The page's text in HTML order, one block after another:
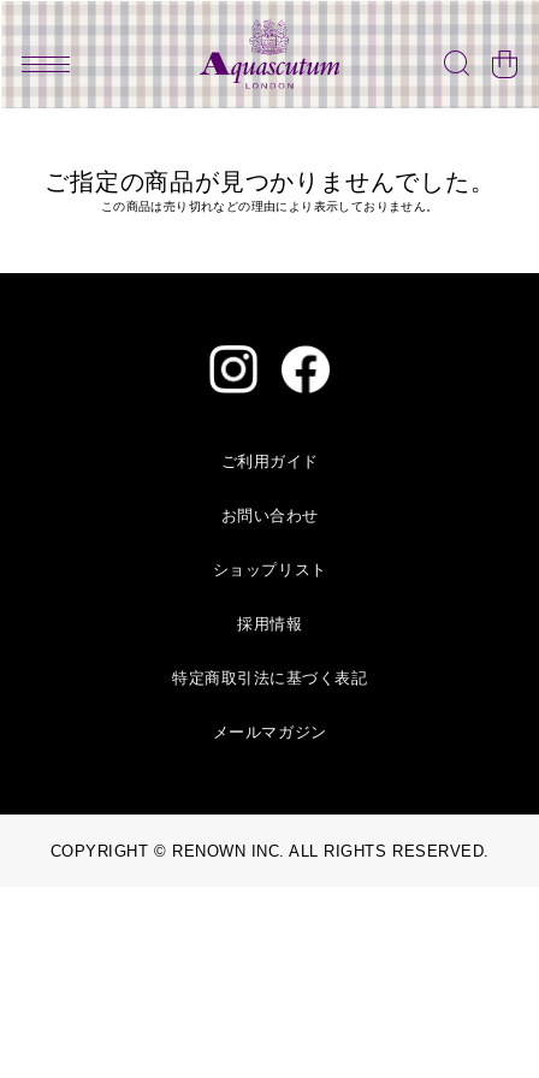
ご指定の商品が見つかりませんでした。
この商品は売り切れなどの理由により表示しておりません。
ご利用ガイド
お問い合わせ
ショップリスト
採用情報
特定商取引法に基づく表記
メールマガジン
COPYRIGHT © RENOWN INC. ALL RIGHTS RESERVED.